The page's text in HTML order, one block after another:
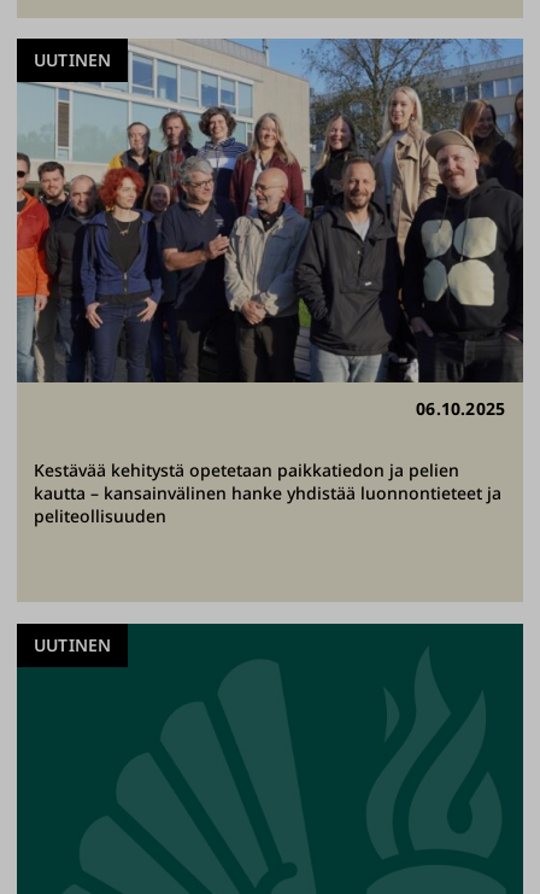
06.10.2025
Kestävää kehitystä opetetaan paikkatiedon ja pelien
kautta – kansainvälinen hanke yhdistää luonnontieteet ja
peliteollisuuden
UUTINEN
UUTINEN